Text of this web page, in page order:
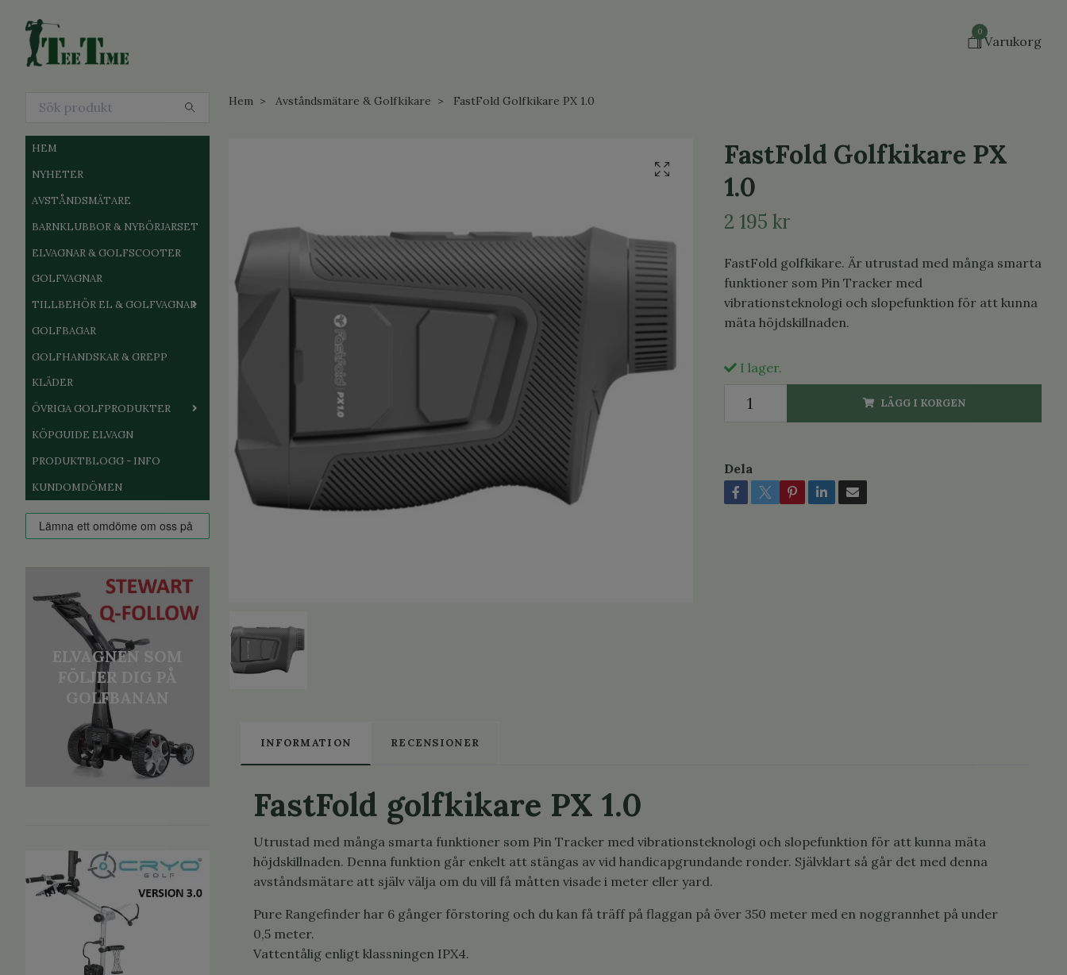
0
Varukorg
HEM
NYHETER
AVSTÅNDSMÄTARE
BARNKLUBBOR & NYBÖRJARSET
ELVAGNAR & GOLFSCOOTER
GOLFVAGNAR
TILLBEHÖR EL & GOLFVAGNAR
GOLFBAGAR
GOLFHANDSKAR & GREPP
KLÄDER
ÖVRIGA GOLFPRODUKTER
KÖPGUIDE ELVAGN
PRODUKTBLOGG - INFO
KUNDOMDÖMEN
ELVAGNEN SOM
FÖLJER DIG PÅ
GOLFBANAN
Hem Avståndsmätare & Golfkikare FastFold Golfkikare PX 1.0
FastFold Golfkikare PX
1.0
2 195 kr
FastFold golfkikare. Är utrustad med många smarta
funktioner som Pin Tracker med
vibrationsteknologi och slopefunktion för att kunna
mäta höjdskillnaden.
I lager.
LÄGG I KORGEN
Dela
INFORMATION RECENSIONER
FastFold golfkikare PX 1.0
Utrustad med många smarta funktioner som Pin Tracker med vibrationsteknologi och slopefunktion för att kunna mäta
höjdskillnaden. Denna funktion går enkelt att stängas av vid handicapgrundande ronder. Självklart så går det med denna
avståndsmätare att själv välja om du vill få måtten visade i meter eller yard.
Pure Rangefinder har 6 gånger förstoring och du kan få träff på flaggan på över 350 meter med en noggrannhet på under
0,5 meter.
Vattentålig enligt klassningen IPX4.